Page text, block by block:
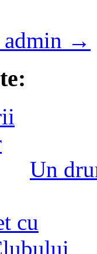
admin →
Un